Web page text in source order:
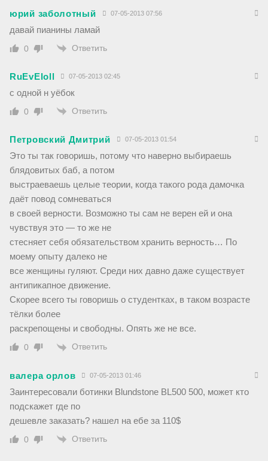
юрий заболотный 07-05-2013 07:56
давай пианины ламай
0 Ответить
RuEvEloll 07-05-2013 02:45
с одной н уёбок
0 Ответить
Петровский Дмитрий 07-05-2013 01:54
Это ты так говоришь, потому что наверно выбираешь
блядовитых баб, а потом
выстраеваешь целые теории, когда такого рода дамочка
даёт повод сомневаться
в своей верности. Возможно ты сам не верен ей и она
чувствуя это — то же не
стесняет себя обязательством хранить верность… По
моему опыту далеко не
все женщины гуляют. Среди них давно даже существует
антипикапное движение.
Скорее всего ты говоришь о студентках, в таком возрасте
тёлки более
раскрепощены и свободны. Опять же не все.
0 Ответить
валера орлов 07-05-2013 01:46
Заинтересовали ботинки Blundstone BL500 500, может кто
подскажет где по
дешевле заказать? нашел на ебе за 110$
0 Ответить